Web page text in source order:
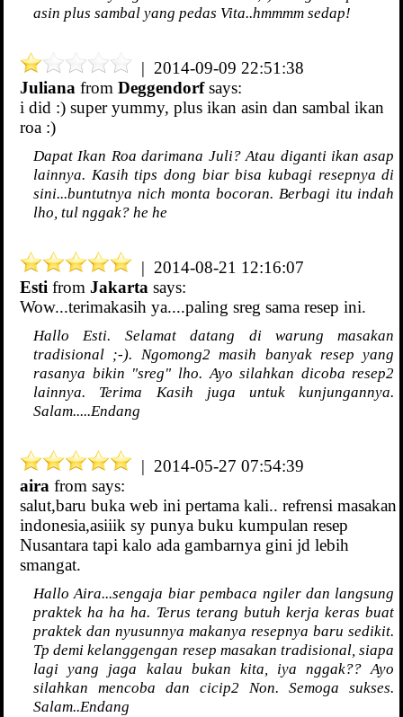
asin plus sambal yang pedas Vita..hmmmm sedap!
| 2014-09-09 22:51:38
Juliana from Deggendorfsays:
i did :) super yummy, plus ikan asin dan sambal ikan
roa :)
Dapat Ikan Roa darimana Juli? Atau diganti ikan asap
lainnya. Kasih tips dong biar bisa kubagi resepnya di
sini...buntutnya nich monta bocoran. Berbagi itu indah
lho, tul nggak? he he
| 2014-08-21 12:16:07
Esti from Jakarta says:
Wow...terimakasih ya....paling sreg sama resep ini.
Hallo Esti. Selamat datang di warung masakan
tradisional ;-). Ngomong2 masih banyak resep yang
rasanya bikin "sreg" lho. Ayo silahkan dicoba resep2
lainnya. Terima Kasih juga untuk kunjungannya.
Salam.....Endang
| 2014-05-27 07:54:39
aira from says:
salut,baru buka web ini pertama kali.. refrensi masakan
indonesia,asiiik sy punya buku kumpulan resep
Nusantara tapi kalo ada gambarnya gini jd lebih
smangat.
Hallo Aira...sengaja biar pembaca ngiler dan langsung
praktek ha ha ha. Terus terang butuh kerja keras buat
praktek dan nyusunnya makanya resepnya baru sedikit.
Tp demi kelanggengan resep masakan tradisional, siapa
lagi yang jaga kalau bukan kita, iya nggak?? Ayo
silahkan mencoba dan cicip2 Non. Semoga sukses.
Salam..Endang